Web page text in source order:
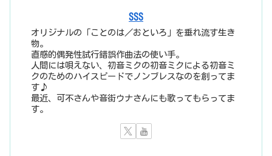
SSS
オリジナルの「ことのは／おといろ」を垂れ流す生き
物。
直感的偶発性試行錯誤作曲法の使い手。
人間には唄えない、初音ミクの初音ミクによる初音ミ
クのためのハイスピードでノンブレスなのを創ってま
す♪
最近、可不さんや音街ウナさんにも歌ってもらってま
す。